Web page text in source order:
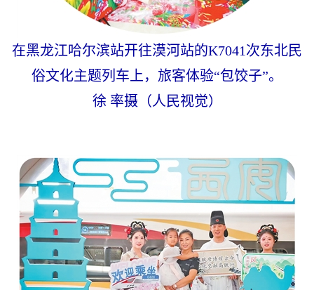
在黑龙江哈尔滨站开往漠河站的K7041次东北民
俗文化主题列车上，旅客体验“包饺子”。
徐 率摄（人民视觉）